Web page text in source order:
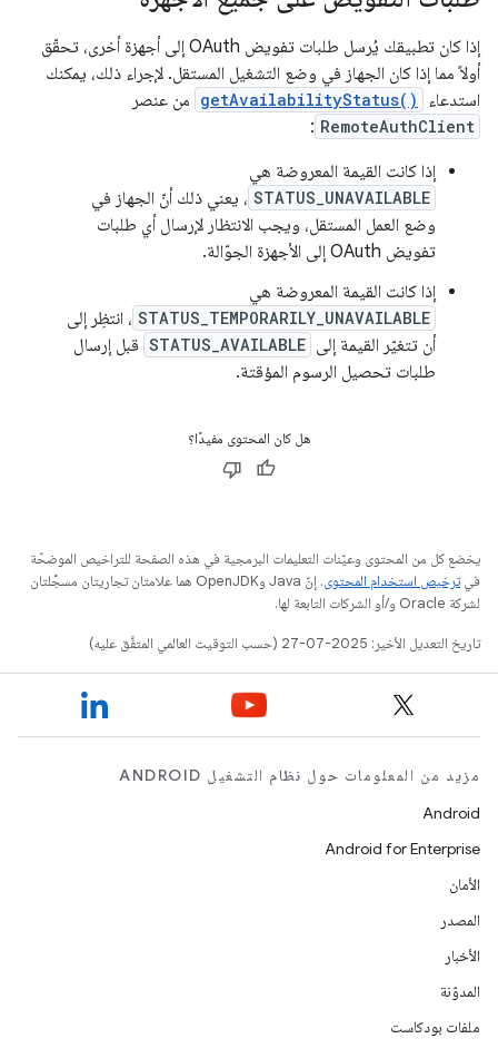
إذا كان تطبيقك يُرسل طلبات تفويض OAuth إلى أجهزة أخرى، تحقّق
أولاً مما إذا كان الجهاز في وضع التشغيل المستقل. لإجراء ذلك، يمكنك
استدعاء
getAvailabilityStatus() من عنصر
RemoteAuthClient
:
إذا كانت القيمة المعروضة هي
STATUS_UNAVAILABLE ، يعني ذلك أنّ الجهاز في
وضع العمل المستقل، ويجب الانتظار لإرسال أي طلبات
تفويض OAuth إلى الأجهزة الجوّالة.
إذا كانت القيمة المعروضة هي
STATUS_TEMPORARILY_UNAVAILABLE ، انتظِر إلى
أن تتغيّر القيمة إلى STATUS_AVAILABLE قبل إرسال
طلبات تحصيل الرسوم المؤقتة.
هل كان المحتوى مفيدًا؟
يخضع كل من المحتوى وعيّنات التعليمات البرمجية في هذه الصفحة للتراخيص الموضحّة
فيترخيص استخدام المحتوى
. إنّ Java وOpenJDK هما علامتان تجاريتان مسجَّلتان
لشركة Oracle و/أو الشركات التابعة لها.
تاريخ التعديل الأخير: 2025-07-27 (حسب التوقيت العالمي المتفَّق عليه)
مزيد من المعلومات حول نظام التشغيل ANDROID
Android
Android for Enterprise
الأمان
المصدر
الأخبار
المدوّنة
ملفات بودكاست